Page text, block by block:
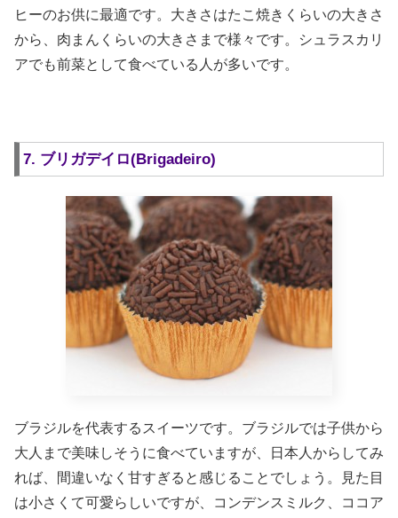
ヒーのお供に最適です。大きさはたこ焼きくらいの大きさ
から、肉まんくらいの大きさまで様々です。シュラスカリ
アでも前菜として食べている人が多いです。
7. ブリガデイロ(Brigadeiro)
ブラジルを代表するスイーツです。ブラジルでは子供から
大人まで美味しそうに食べていますが、日本人からしてみ
れば、間違いなく甘すぎると感じることでしょう。見た目
は小さくて可愛らしいですが、コンデンスミルク、ココア